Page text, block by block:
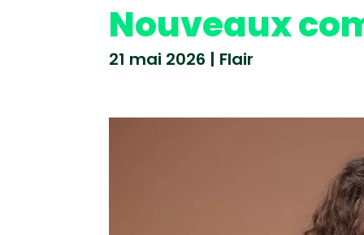
Nouveaux
21 mai 2026 | Flair